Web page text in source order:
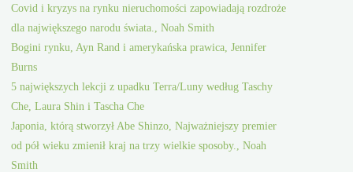
Covid i kryzys na rynku nieruchomości zapowiadają rozdroże
dla największego narodu świata., Noah Smith
Bogini rynku, Ayn Rand i amerykańska prawica, Jennifer
Burns
5 największych lekcji z upadku Terra/Luny według Taschy
Che, Laura Shin i Tascha Che
Japonia, którą stworzył Abe Shinzo, Najważniejszy premier
od pół wieku zmienił kraj na trzy wielkie sposoby., Noah
Smith